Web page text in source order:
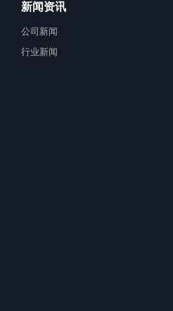
新闻资讯
公司新闻
行业新闻